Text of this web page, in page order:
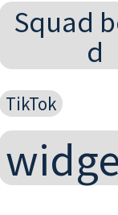
Squad
d
TikTok